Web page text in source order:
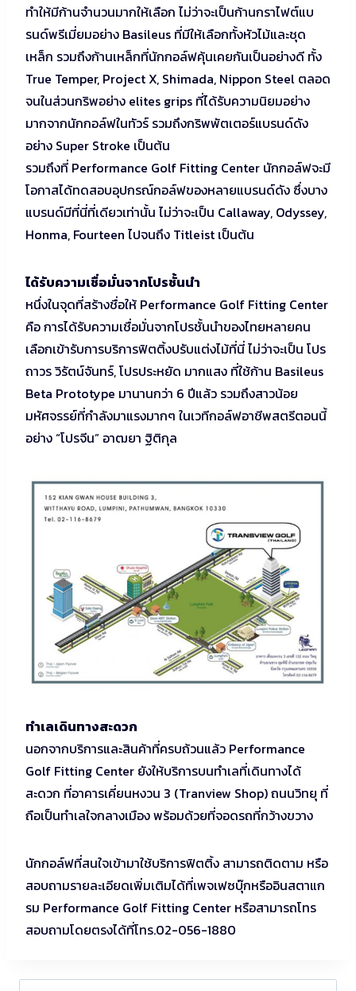
ทำให้มีก้านจำนวนมากให้เลือก ไม่ว่าจะเป็นก้านกราไฟต์แบ
รนด์พรีเมี่ยมอย่าง Basileus ที่มีให้เลือกทั้งหัวไม้และชุด
เหล็ก รวมถึงก้านเหล็กที่นักกอล์ฟคุ้นเคยกันเป็นอย่างดี ทั้ง
True Temper, Project X, Shimada, Nippon Steel ตลอด
จนในส่วนกริพอย่าง elites grips ที่ได้รับความนิยมอย่าง
มากจากนักกอล์ฟในทัวร์ รวมถึงกริพพัตเตอร์แบรนด์ดัง
อย่าง Super Stroke เป็นต้น
รวมถึงที่ Performance Golf Fitting Center นักกอล์ฟจะมี
โอกาสได้ทดสอบอุปกรณ์กอล์ฟของหลายแบรนด์ดัง ซึ่งบาง
แบรนด์มีที่นี่ที่เดียวเท่านั้น ไม่ว่าจะเป็น Callaway, Odyssey,
Honma, Fourteen ไปจนถึง Titleist เป็นต้น
ได้รับความเชื่อมั่นจากโปรชั้นนำ
หนึ่งในจุดที่สร้างชื่อให้ Performance Golf Fitting Center
คือ การได้รับความเชื่อมั่นจากโปรชั้นนำของไทยหลายคน
เลือกเข้ารับการบริการฟิตติ้งปรับแต่งไม้ที่นี่ ไม่ว่าจะเป็น โปร
ถาวร วิรัตน์จันทร์, โปรประหยัด มากแสง ที่ใช้ก้าน Basileus
Beta Prototype มานานกว่า 6 ปีแล้ว รวมถึงสาวน้อย
มหัศจรรย์ที่กำลังมาแรงมากๆ ในเวทีกอล์ฟอาชีพสตรีตอนนี้
อย่าง “โปรจีน” อาฒยา ฐิติกุล
ทำเลเดินทางสะดวก
นอกจากบริการและสินค้าที่ครบถ้วนแล้ว Performance
Golf Fitting Center ยังให้บริการบนทำเลที่เดินทางได้
สะดวก ที่อาคารเคี่ยนหงวน 3 (Tranview Shop) ถนนวิทยุ ที่
ถือเป็นทำเลใจกลางเมือง พร้อมด้วยที่จอดรถที่กว้างขวาง
นักกอล์ฟที่สนใจเข้ามาใช้บริการฟิตติ้ง สามารถติดตาม หรือ
สอบถามรายละเอียดเพิ่มเติมได้ที่เพจเฟซบุ๊กหรืออินสตาแก
รม Performance Golf Fitting Center หรือสามารถโทร
สอบถามโดยตรงได้ที่โทร.02-056-1880